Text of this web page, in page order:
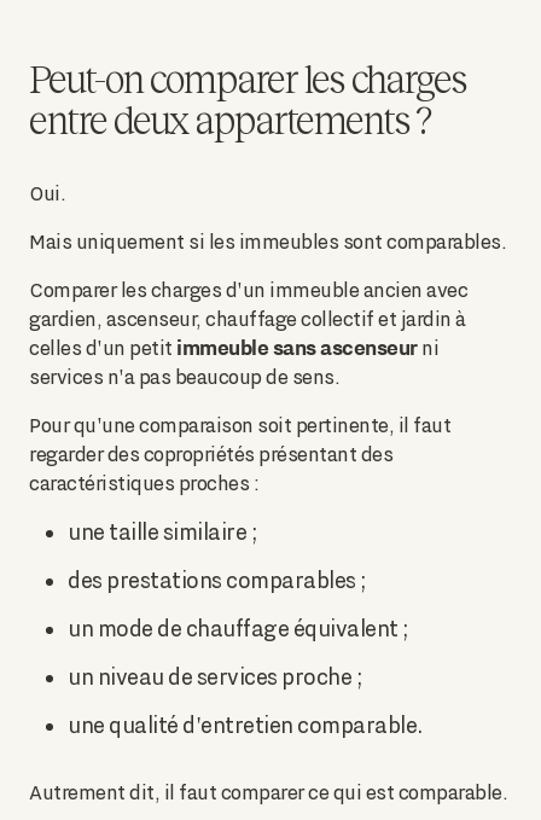
Peut-on comparer les charges
entre deux appartements ?
Oui.
Mais uniquement si les immeubles sont comparables.
Comparer les charges d'un immeuble ancien avec
gardien, ascenseur, chauffage collectif et jardin à
celles d'un petit immeuble sans ascenseurni
services n'a pas beaucoup de sens.
Pour qu'une comparaison soit pertinente, il faut
regarder des copropriétés présentant des
caractéristiques proches :
une taille similaire ;
des prestations comparables ;
un mode de chauffage équivalent ;
un niveau de services proche ;
une qualité d'entretien comparable.
Autrement dit, il faut comparer ce qui est comparable.